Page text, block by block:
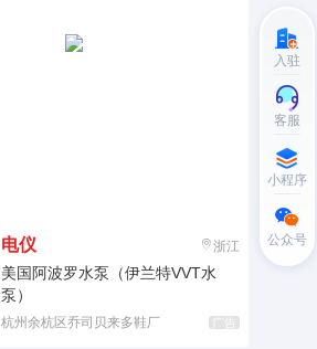
电仪 浙江
美国阿波罗水泵（伊兰特VVT水
泵）
杭州余杭区乔司贝来多鞋厂 广告
入驻
客服
小程序
公众号